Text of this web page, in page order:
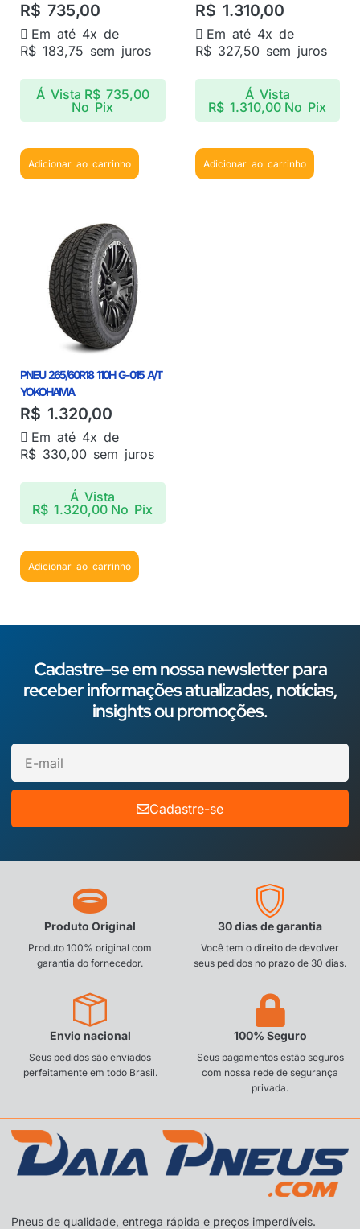
R$ 735,00
Em até 4x de
R$ 183,75 sem juros
Á Vista R$735,00
No Pix
Adicionar ao carrinho
R$ 1.310,00
Em até 4x de
R$327,50 sem juros
Á Vista
R$ 1.310,00 No Pix
Adicionar ao carrinho
PNEU 265/60R18 110H G-015 A/T
YOKOHAMA
R$ 1.320,00
Em até 4x de
R$ 330,00 sem juros
Á Vista
R$ 1.320,00 No Pix
Adicionar ao carrinho
Cadastre-se em nossa newsletter para
receber informações atualizadas, notícias,
insights ou promoções.
Cadastre-se
Produto Original
Produto 100% original com
garantia do fornecedor.
30 dias de garantia
Você tem o direito de devolver
seus pedidos no prazo de 30 dias.
Envio nacional
Seus pedidos são enviados
perfeitamente em todo Brasil.
100% Seguro
Seus pagamentos estão seguros
com nossa rede de segurança
privada.
Pneus de qualidade, entrega rápida e preços imperdíveis.